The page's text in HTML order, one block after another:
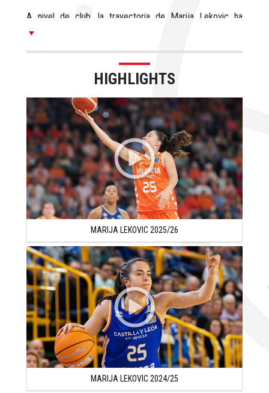
A nivel de club, la trayectoria de Marija Lekovic ha
estado vinculada en sus inicios al Buducnost y en sus filas
ha promediado 11.6 puntos, 3.8 rebotes y 4.9 asistencias
por partido en Liga Montenegrina durante la temporada
2020/21 y 10.9 puntos y 4.9 asistencias por partido en
Liga Adriática durante la temporada 2021/22.
Con Buducnost, Marija ha sido Campeona de Liga y Copa
en Montenegro y finalista de la Liga Adriática en las
temporadas 2020/21 (MVP) y 2021/22 además de
Campeona de la Liga Adriática en la temporada 2019/20.
Marija Lekovic ha tenido presencia también en las
diferentes selecciones de Montenegro y promedió 10.8
puntos, 5.6 rebotes y 4.9 asistencias por partido en el
Europeo U16B de 2018 y 13 puntos, 4.9 rebotes y 5.9
asistencias por partido en el en Europeo U16B de 2019,
además de formar parte de la Selección Absoluta desde
2019.
En la temporada 2022/23, Marija Lekovic continuó en
Buducnost y promedió 14.3 puntos, 3.8 rebotes y 4
asistencias por partido en Liga Adriática y 11.5 puntos,
2.6 rebotes, 5.4 asistencias y +15.6 valoración en 21
minutos por partido en la Liga de Montenegro.
HIGHLIGHTS
MARIJA LEKOVIC 2025/26
MARIJA LEKOVIC 2024/25